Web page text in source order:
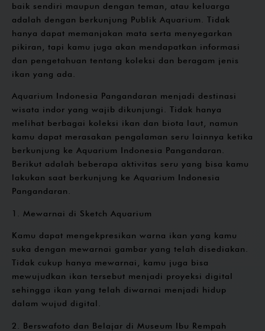
baik sendiri maupun dengan teman, atau keluarga
adalah dengan berkunjung Publik Aquarium. Tidak
hanya dapat memanjakan mata serta menyegarkan
pikiran, tapi kamu juga akan mendapatkan informasi
dan pengetahuan tentang koleksi dan beragam jenis
ikan yang ada.
Aquarium Indonesia Pangandaran menjadi destinasi
wisata indor yang wajib dikunjungi. Tidak hanya
melihat berbagai koleksi ikan dan biota laut, namun
kamu dapat merasakan pengalaman seru lainnya ketika
berkunjung ke Aquarium Indonesia Pangandaran.
Berikut adalah beberapa aktivitas seru yang bisa kamu
lakukan saat berkunjung ke Aquarium Indonesia
Pangandaran.
1. Mewarnai di Sketch Aquarium
Kamu dapat mengekpresikan warna ikan yang kamu
suka dengan mewarnai gambar yang telah disediakan.
Tidak cukup hanya mewarnai, kamu juga bisa
mewujudkan ikan tersebut menjadi proyeksi digital
sehingga ikan yang telah diwarnai menjadi hidup
dalam wujud digital.
2. Berswafoto dan Belajar di Museum Ibu Rempah